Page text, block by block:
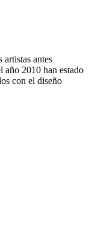
antes
año 2010 han estado
con el diseño